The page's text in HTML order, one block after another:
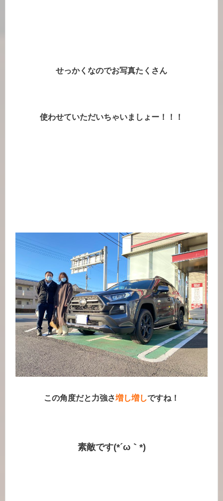
せっかくなのでお写真たくさん
使わせていただいちゃいましょー！！！
この角度だと力強さ増し増しですね！
素敵です(*´ω｀*)